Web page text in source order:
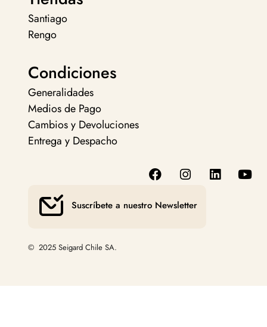
Santiago
Rengo
Condiciones
Generalidades
Medios de Pago
Cambios y Devoluciones
Entrega y Despacho
Suscríbete a nuestro Newsletter
© 2025 Seigard Chile SA.